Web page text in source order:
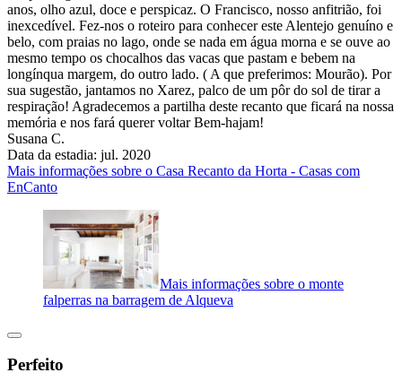
anos, olho azul, doce e perspicaz. O Francisco, nosso anfitrião, foi
inexcedível. Fez-nos o roteiro para conhecer este Alentejo genuíno e
belo, com praias no lago, onde se nada em água morna e se ouve ao
mesmo tempo os chocalhos das vacas que pastam e bebem na
longínqua margem, do outro lado. ( A que preferimos: Mourão). Por
sua sugestão, jantamos no Xarez, palco de um pôr do sol de tirar a
respiração! Agradecemos a partilha deste recanto que ficará na nossa
memória e nos fará querer voltar Bem-hajam!
Susana C.
Data da estadia: jul. 2020
Mais informações sobre o Casa Recanto da Horta - Casas com
EnCanto
Mais informações sobre o monte
falperras na barragem de Alqueva
Perfeito